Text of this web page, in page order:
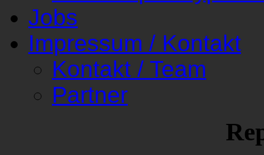
Jobs
Impressum / Kontakt
Kontakt / Team
Partner